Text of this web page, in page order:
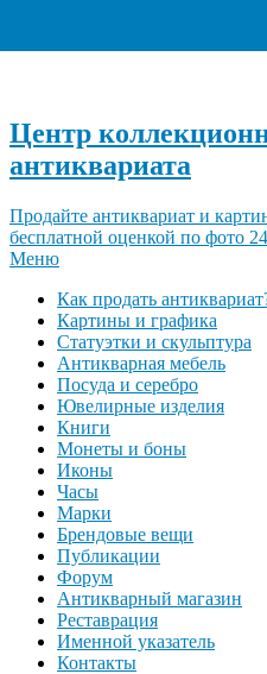
Центр
антиквариата
Продайте антиквариат и
бесплатной оценкой по фото
Меню
Как продать
Картины и графика
Статуэтки и скульптура
Антикварная мебель
Посуда и серебро
Ювелирные изделия
Книги
Монеты и боны
Иконы
Часы
Марки
Брендовые вещи
Публикации
Форум
Антикварный магазин
Реставрация
Именной указатель
Контакты